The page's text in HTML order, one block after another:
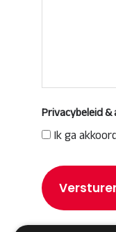
Privacybeleid &
Ik ga